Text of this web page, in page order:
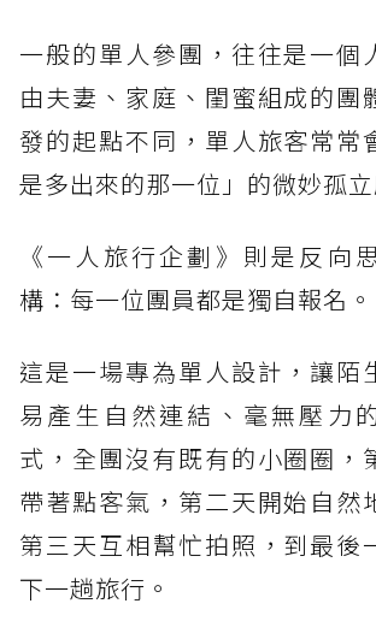
一般的單人參團，往往是一個
由夫妻、家庭、閨蜜組成的團
發的起點不同，單人旅客常常
是多出來的那一位」的微妙孤立
《一人旅行企劃》則是反向
構：每一位團員都是獨自報名。
這是一場專為單人設計，讓陌
易產生自然連結、毫無壓力
式，全團沒有既有的小圈圈，
帶著點客氣，第二天開始自然
第三天互相幫忙拍照，到最後
下一趟旅行。